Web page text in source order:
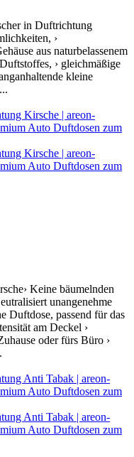
in Duftrichtung
›
aus naturbelassenem
› gleichmäßige
kleine
Keine bäumelnden
unangenehme
Duftdose, passend für das
am Deckel ›
oder fürs Büro ›